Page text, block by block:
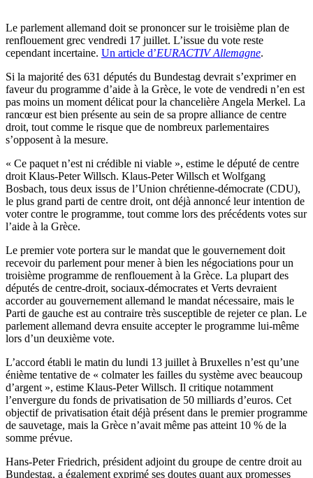
Le parlement allemand doit se prononcer sur le troisième plan de
renflouement grec vendredi 17 juillet. L’issue du vote reste
cependant incertaine. Un article d’EURACTIV Allemagne.
Si la majorité des 631 députés du Bundestag devrait s’exprimer en
faveur du programme d’aide à la Grèce, le vote de vendredi n’en est
pas moins un moment délicat pour la chancelière Angela Merkel. La
rancœur est bien présente au sein de sa propre alliance de centre
droit, tout comme le risque que de nombreux parlementaires
s’opposent à la mesure.
« Ce paquet n’est ni crédible ni viable », estime le député de centre
droit Klaus-Peter Willsch. Klaus-Peter Willsch et Wolfgang
Bosbach, tous deux issus de l’Union chrétienne-démocrate (CDU),
le plus grand parti de centre droit, ont déjà annoncé leur intention de
voter contre le programme, tout comme lors des précédents votes sur
l’aide à la Grèce.
Le premier vote portera sur le mandat que le gouvernement doit
recevoir du parlement pour mener à bien les négociations pour un
troisième programme de renflouement à la Grèce. La plupart des
députés de centre-droit, sociaux-démocrates et Verts devraient
accorder au gouvernement allemand le mandat nécessaire, mais le
Parti de gauche est au contraire très susceptible de rejeter ce plan. Le
parlement allemand devra ensuite accepter le programme lui-même
lors d’un deuxième vote.
L’accord établi le matin du lundi 13 juillet à Bruxelles n’est qu’une
énième tentative de « colmater les failles du système avec beaucoup
d’argent », estime Klaus-Peter Willsch. Il critique notamment
l’envergure du fonds de privatisation de 50 milliards d’euros. Cet
objectif de privatisation était déjà présent dans le premier programme
de sauvetage, mais la Grèce n’avait même pas atteint 10 % de la
somme prévue.
Hans-Peter Friedrich, président adjoint du groupe de centre droit au
Bundestag, a également exprimé ses doutes quant aux promesses